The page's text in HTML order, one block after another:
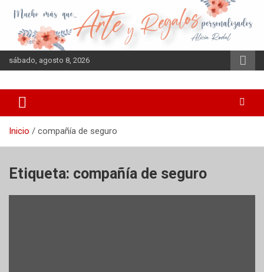
contenido
sábado, agosto 8, 2026
Inicio compañía de seguro
Etiqueta: compañía de seguro